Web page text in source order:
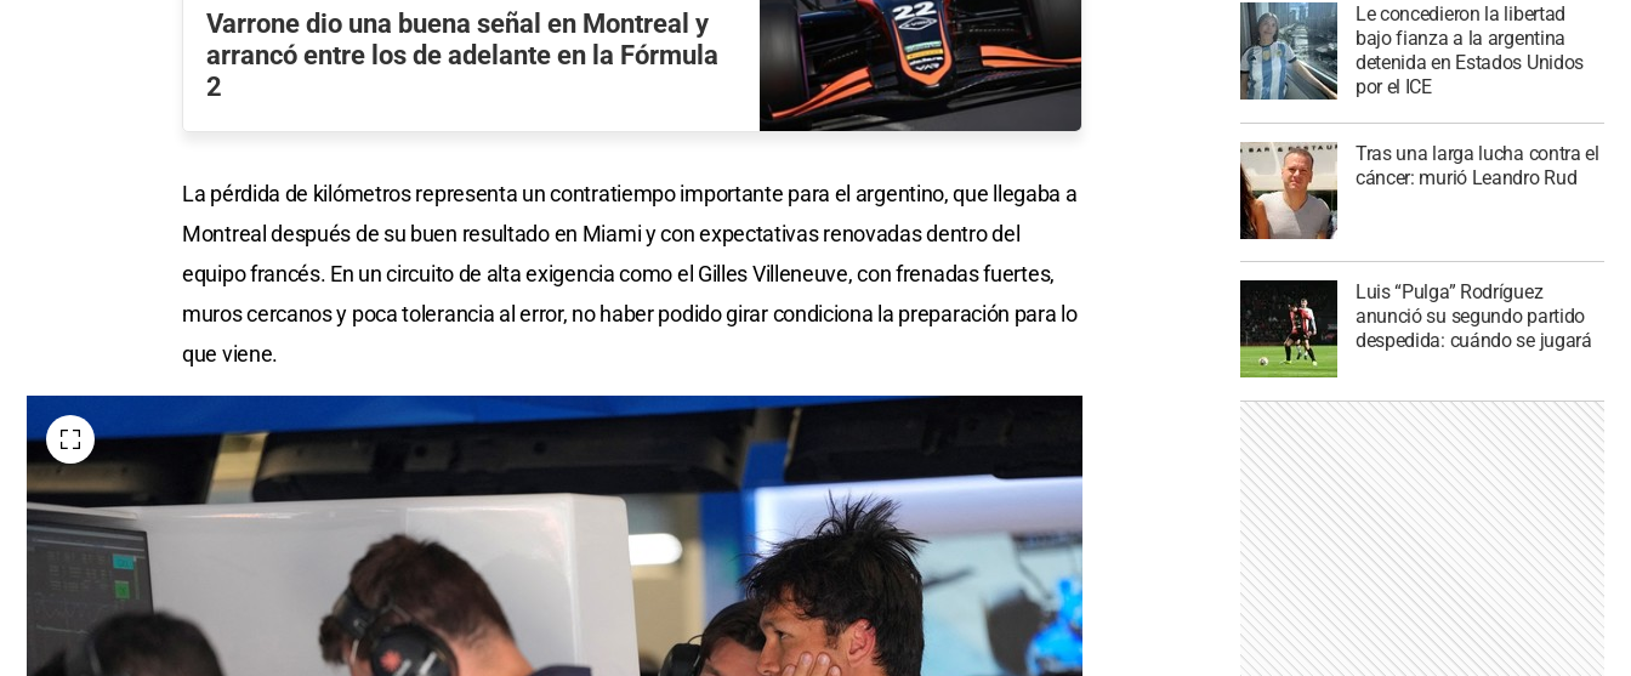
Varrone dio una buena señal en Montreal y
arrancó entre los de adelante en la Fórmula
2
La pérdida de kilómetros representa un contratiempo importante para el argentino, que llegaba a
Montreal después de su buen resultado en Miami y con expectativas renovadas dentro del
equipo francés. En un circuito de alta exigencia como el Gilles Villeneuve, con frenadas fuertes,
muros cercanos y poca tolerancia al error, no haber podido girar condiciona la preparación para lo
que viene.
Le concedieron la libertad
bajo fianza a la argentina
detenida en Estados Unidos
por el ICE
Tras una larga lucha contra el
cáncer: murió Leandro Rud
Luis “Pulga” Rodríguez
anunció su segundo partido
despedida: cuándo se jugará